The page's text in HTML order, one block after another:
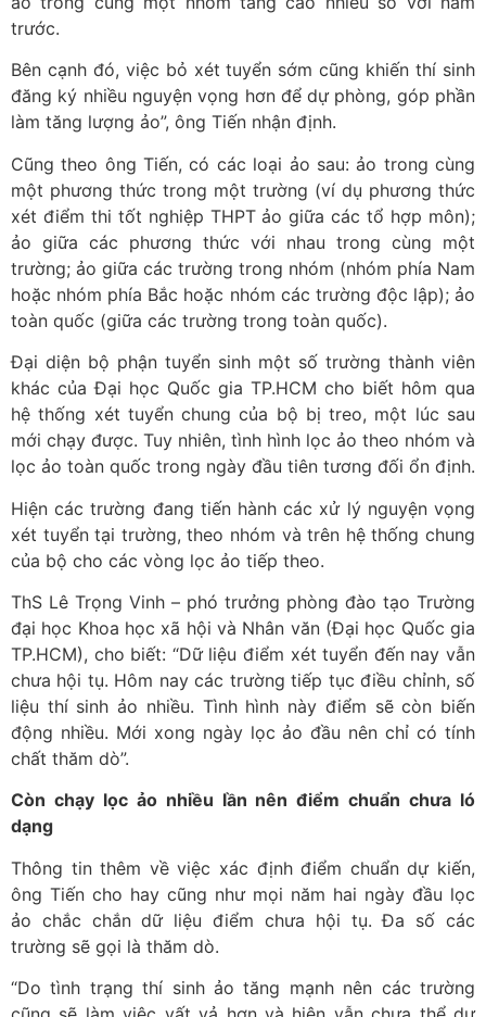
trước.
Bên cạnh đó, việc bỏ xét tuyển sớm cũng khiến thí sinh
đăng ký nhiều nguyện vọng hơn để dự phòng, góp phần
làm tăng lượng ảo”, ông Tiến nhận định.
Cũng theo ông Tiến, có các loại ảo sau: ảo trong cùng
một phương thức trong một trường (ví dụ phương thức
xét điểm thi tốt nghiệp THPT ảo giữa các tổ hợp môn);
ảo giữa các phương thức với nhau trong cùng một
trường; ảo giữa các trường trong nhóm (nhóm phía Nam
hoặc nhóm phía Bắc hoặc nhóm các trường độc lập); ảo
toàn quốc (giữa các trường trong toàn quốc).
Đại diện bộ phận tuyển sinh một số trường thành viên
khác của Đại học Quốc gia TP.HCM cho biết hôm qua
hệ thống xét tuyển chung của bộ bị treo, một lúc sau
mới chạy được. Tuy nhiên, tình hình lọc ảo theo nhóm và
lọc ảo toàn quốc trong ngày đầu tiên tương đối ổn định.
Hiện các trường đang tiến hành các xử lý nguyện vọng
xét tuyển tại trường, theo nhóm và trên hệ thống chung
của bộ cho các vòng lọc ảo tiếp theo.
ThS Lê Trọng Vinh – phó trưởng phòng đào tạo Trường
đại học Khoa học xã hội và Nhân văn (Đại học Quốc gia
TP.HCM), cho biết: “Dữ liệu điểm xét tuyển đến nay vẫn
chưa hội tụ. Hôm nay các trường tiếp tục điều chỉnh, số
liệu thí sinh ảo nhiều. Tình hình này điểm sẽ còn biến
động nhiều. Mới xong ngày lọc ảo đầu nên chỉ có tính
chất thăm dò”.
Còn chạy lọc ảo nhiều lần nên điểm chuẩn chưa ló
dạng
Thông tin thêm về việc xác định điểm chuẩn dự kiến,
ông Tiến cho hay cũng như mọi năm hai ngày đầu lọc
ảo chắc chắn dữ liệu điểm chưa hội tụ. Đa số các
trường sẽ gọi là thăm dò.
“Do tình trạng thí sinh ảo tăng mạnh nên các trường